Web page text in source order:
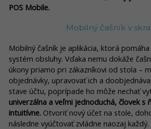
POS Mobile.
Mobilný čašník v
Mobilný čašník je aplikácia, ktorá
systém obsluhy. Vďaka nemu dokáže
úkony priamo pri zákazníkovi od stola –
objednávky, upravovať ich a
stave účtu, poprípade ho môže nechať
univerzálna a veľmi jednoduchá, človek s
intuitívne. Otvoriť nový účet na stole,
následne vyúčtovať zvládne naozaj každý.